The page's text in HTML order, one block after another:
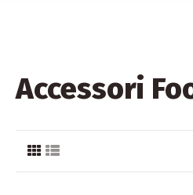
Accessori